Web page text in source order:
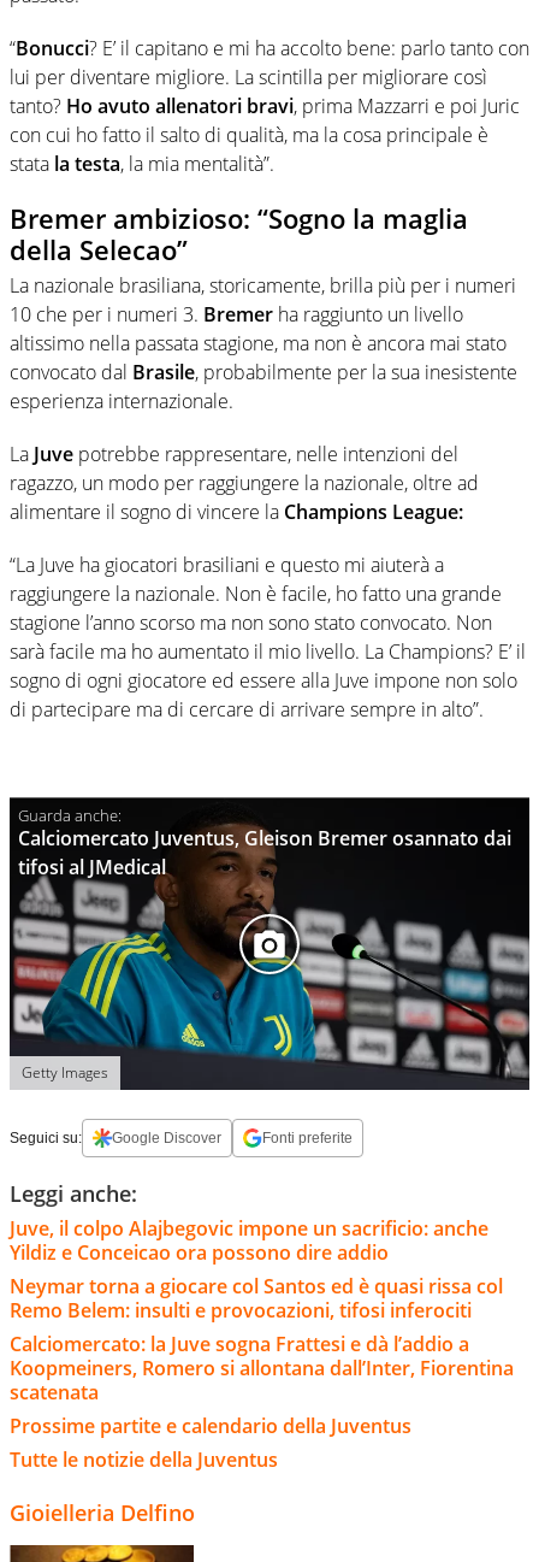
“Bonucci? E’ il capitano e mi ha accolto bene: parlo tanto con
lui per diventare migliore. La scintilla per migliorare così
tanto? Ho avuto allenatori bravi, prima Mazzarri e poi Juric
con cui ho fatto il salto di qualità, ma la cosa principale è
stata la testa, la mia mentalità”.
Bremer ambizioso: “Sogno la maglia
della Selecao”
La nazionale brasiliana, storicamente, brilla più per i numeri
10 che per i numeri 3. Bremer ha raggiunto un livello
altissimo nella passata stagione, ma non è ancora mai stato
convocato dal Brasile, probabilmente per la sua inesistente
esperienza internazionale.
La Juve potrebbe rappresentare, nelle intenzioni del
ragazzo, un modo per raggiungere la nazionale, oltre ad
alimentare il sogno di vincere la Champions League:
“La Juve ha giocatori brasiliani e questo mi aiuterà a
raggiungere la nazionale. Non è facile, ho fatto una grande
stagione l’anno scorso ma non sono stato convocato. Non
sarà facile ma ho aumentato il mio livello. La Champions? E’ il
sogno di ogni giocatore ed essere alla Juve impone non solo
di partecipare ma di cercare di arrivare sempre in alto”.
Calciomercato Juventus, Gleison Bremer osannato dai
tifosi al JMedical
Getty Images
Seguici su: Google Discover Fonti preferite
Leggi anche:
Juve, il colpo Alajbegovic impone un sacrificio: anche
Yildiz e Conceicao ora possono dire addio
Neymar torna a giocare col Santos ed è quasi rissa col
Remo Belem: insulti e provocazioni, tifosi inferociti
Calciomercato: la Juve sogna Frattesi e dà l’addio a
Koopmeiners, Romero si allontana dall’Inter, Fiorentina
scatenata
Prossime partite e calendario della Juventus
Tutte le notizie della Juventus
Gioielleria Delfino